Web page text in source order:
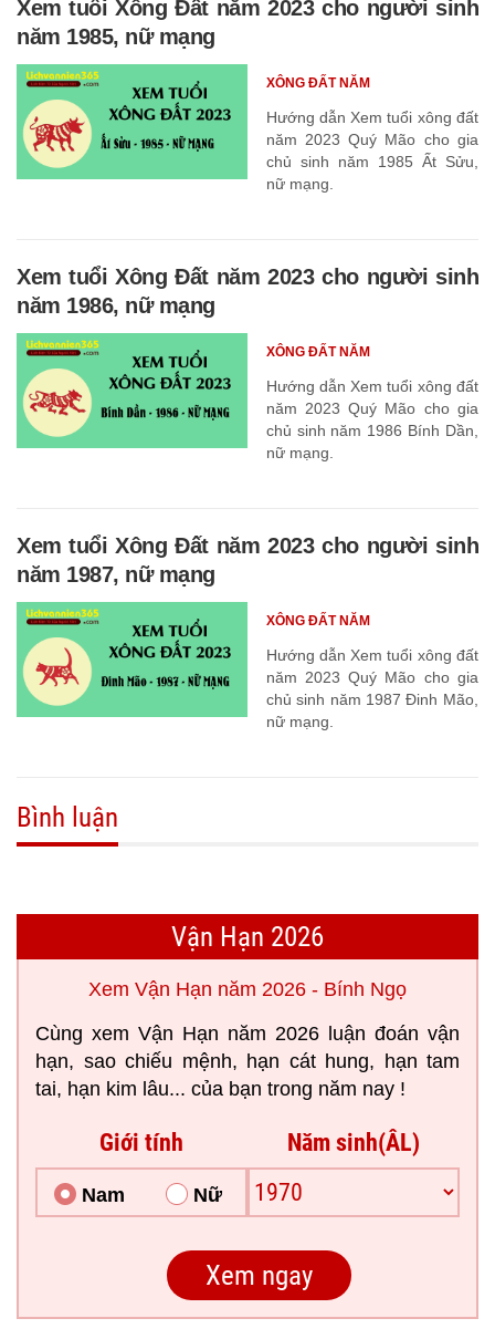
Xem tuổi Xông Đất năm 2023 cho người sinh
năm 1985, nữ mạng
Hướng dẫn Xem tuổi xông đất
năm 2023 Quý Mão cho gia
chủ sinh năm 1985 Ất Sửu,
nữ mạng.
XÔNG ĐẤT NĂM
Xem tuổi Xông Đất năm 2023 cho người sinh
năm 1986, nữ mạng
Hướng dẫn Xem tuổi xông đất
năm 2023 Quý Mão cho gia
chủ sinh năm 1986 Bính Dần,
nữ mạng.
XÔNG ĐẤT NĂM
Xem tuổi Xông Đất năm 2023 cho người sinh
năm 1987, nữ mạng
Hướng dẫn Xem tuổi xông đất
năm 2023 Quý Mão cho gia
chủ sinh năm 1987 Đinh Mão,
nữ mạng.
XÔNG ĐẤT NĂM
Bình luận
Vận Hạn 2026
Xem Vận Hạn năm 2026 - Bính Ngọ
Cùng xem Vận Hạn năm 2026 luận đoán vận
hạn, sao chiếu mệnh, hạn cát hung, hạn tam
tai, hạn kim lâu... của bạn trong năm nay !
Giới tính
Nam Nữ
Năm sinh(ÂL)